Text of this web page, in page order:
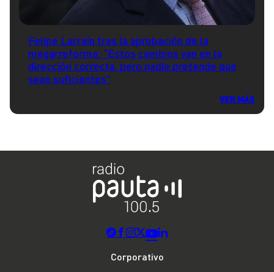
Felipe Larraín tras la aprobación de la
megarreforma: "Estos cambios van en la
dirección correcta, pero nadie pretende que
sean suficientes"
VER MÁS
Corporativo